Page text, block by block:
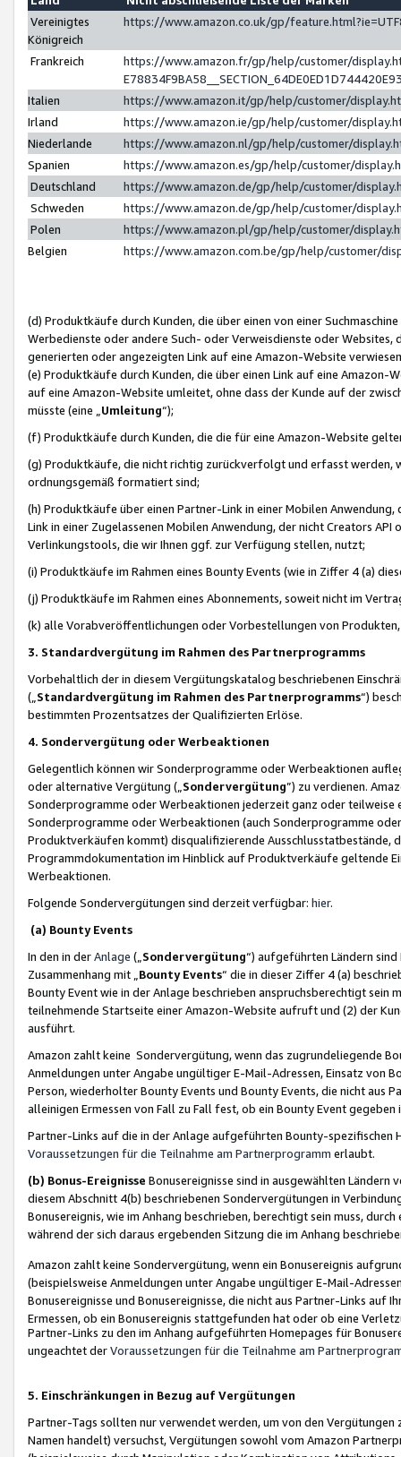
Vereinigtes
Königreich
https://www.amazon.co.uk/gp/
Frankreich
https://www.amazon.fr/gp/help/customer/
Italien
https://www.amazon.it/gp/help/customer/
Irland
https://www.amazon.ie/gp/help/customer/
Niederlande
https://www.amazon.nl/gp/help/customer/
Spanien
https://www.amazon.es/gp/help/customer/
Deutschland
https://www.amazon.de/gp/help/customer/
Schweden
https://www.amazon.de/gp/help/customer/
Polen
https://www.amazon.pl/gp/help/customer/
Belgien
https://www.amazon.com.be/gp/help/customer/
(d) Produktkäufe durch Kunden, die über einen von einer
Werbedienste oder andere Such- oder Verweisdienste oder Websites,
generierten oder angezeigten Link auf eine Amazon-Website
(e) Produktkäufe durch Kunden, die über einen Link auf eine
auf eine Amazon-Website umleitet, ohne dass der Kunde auf der
müsste (eine „ Umleitung“);
(f) Produktkäufe durch Kunden, die die für eine Amazon-Website
(g) Produktkäufe, die nicht richtig zurückverfolgt und erfasst werden,
ordnungsgemäß formatiert sind;
(h) Produktkäufe über einen Partner-Link in einer Mobilen
Link in einer Zugelassenen Mobilen Anwendung, der nicht Creators
Verlinkungstools, die wir Ihnen ggf. zur Verfügung stellen, nutzt;
(i) Produktkäufe im Rahmen eines Bounty Events (wie in Ziffer 4 (a)
(j) Produktkäufe im Rahmen eines Abonnements, soweit nicht im
(k) alle Vorabveröffentlichungen oder Vorbestellungen von
3. Standardvergütung im Rahmen des Partnerprogramms
Vorbehaltlich der in diesem Vergütungskatalog beschriebenen
(„ Standardvergütung im Rahmen des Partnerprogramms“)
bestimmten Prozentsatzes der Qualifizierten Erlöse.
4. Sondervergütung oder Werbeaktionen
Gelegentlich können wir Sonderprogramme oder Werbeaktionen
oder alternative Vergütung („ Sondervergütung”) zu verdienen.
Sonderprogramme oder Werbeaktionen jederzeit ganz oder
Sonderprogramme oder Werbeaktionen (auch Sonderprogramme
Produktverkäufen kommt) disqualifizierende Ausschlusstatbestände,
Programmdokumentation im Hinblick auf Produktverkäufe geltende
Werbeaktionen.
Folgende Sondervergütungen sind derzeit verfügbar: hier.
(a) Bounty Events
In den in derAnlage („ Sondervergütung“) aufgeführten Ländern
Zusammenhang mit „ Bounty Events“ die in dieser Ziffer 4 (a)
Bounty Event wie in der Anlage beschrieben anspruchsberechtigt sein
teilnehmende Startseite einer Amazon-Website aufruft und (2) der
ausführt.
Amazon zahlt keine Sondervergütung, wenn das zugrundeliegende
Anmeldungen unter Angabe ungültiger E-Mail-Adressen, Einsatz von
Person, wiederholter Bounty Events und Bounty Events, die nicht
alleinigen Ermessen von Fall zu Fall fest, ob ein Bounty Event
Partner-Links auf die in der Anlage aufgeführten Bounty-spezifischen
Voraussetzungen für die Teilnahme am Partnerprogramm erlaubt.
(b) Bonus-Ereignisse Bonusereignisse sind in ausgewählten Ländern
diesem Abschnitt 4(b) beschriebenen Sondervergütungen in
Bonusereignis, wie im Anhang beschrieben, berechtigt sein muss,
während der sich daraus ergebenden Sitzung die im Anhang
Amazon zahlt keine Sondervergütung, wenn ein Bonusereignis
(beispielsweise Anmeldungen unter Angabe ungültiger E-Mail-
Bonusereignisse und Bonusereignisse, die nicht aus Partner-Links auf
Ermessen, ob ein Bonusereignis stattgefunden hat oder ob eine
Partner-Links zu den im Anhang aufgeführten Homepages für
ungeachtet derVoraussetzungen für die Teilnahme am
5. Einschränkungen in Bezug auf Vergütungen
Partner-Tags sollten nur verwendet werden, um von den
Namen handelt) versuchst, Vergütungen sowohl vom Amazon